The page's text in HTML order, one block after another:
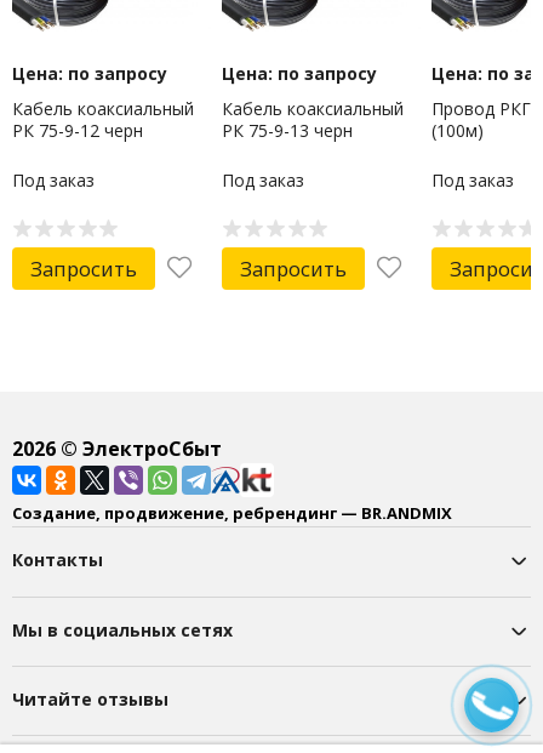
Цена: по запросу
Кабель коаксиальный
РК 75-9-12 черн
Под заказ
Запросить
Цена: по запросу
Кабель коаксиальный
РК 75-9-13 черн
Под заказ
Запросить
Цена: по
Провод
(100м)
Под заказ
2026© ЭлектроСбыт
Создание, продвижение, ребрендинг — BR.ANDMIX
Контакты
Мы в социальных сетях
Читайте отзывы